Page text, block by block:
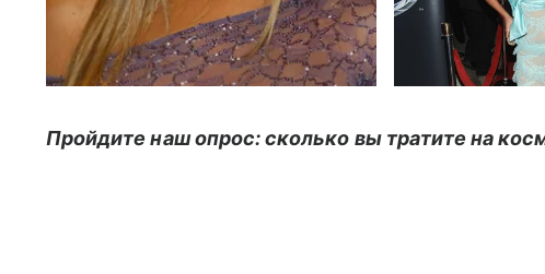
Пройдите наш опрос: сколько вы тратите на